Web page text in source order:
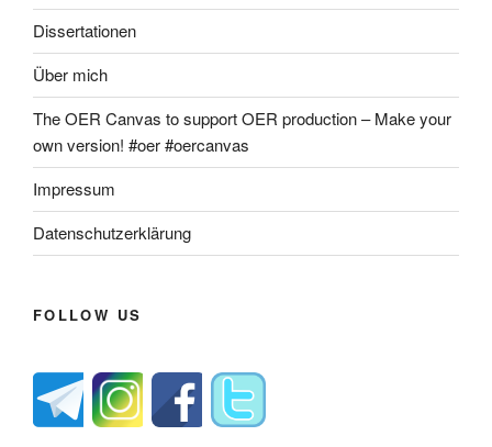
Dissertationen
Über mich
The OER Canvas to support OER production – Make your
own version! #oer #oercanvas
Impressum
Datenschutzerklärung
FOLLOW US